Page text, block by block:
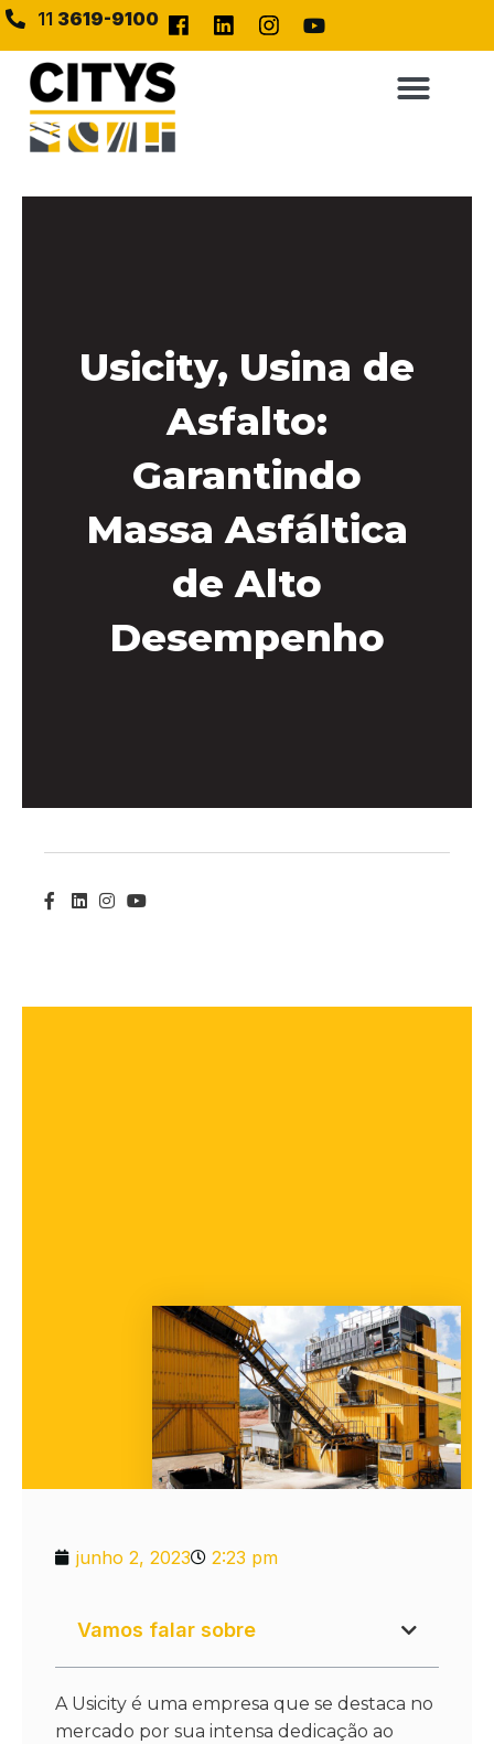
11 3619-9100
Usicity, Usina de
Asfalto:
Garantindo
Massa Asfáltica
de Alto
Desempenho
junho 2, 2023 2:23 pm
Vamos falar sobre
A Usicity é uma empresa que se destaca no
mercado por sua intensa dedicação ao